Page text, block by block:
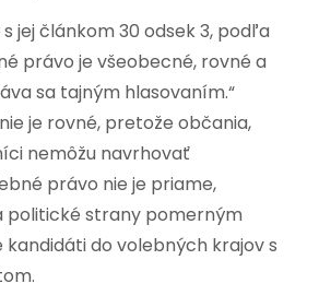
s jej článkom 30 odsek 3, podľa
právo je všeobecné, rovné a
sa tajným hlasovaním.“
je rovné, pretože občania,
nemôžu navrhovať
právo nie je priame,
politické strany pomerným
kandidáti do volebných krajov s